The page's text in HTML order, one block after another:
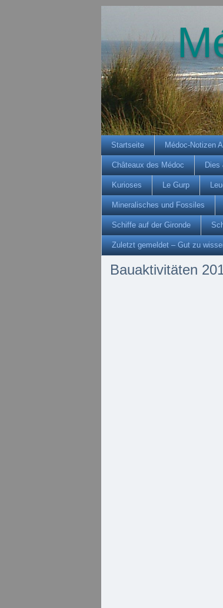
Startseite Médoc-Notizen
Châteaux des Médoc Dies
Kurioses Le Gurp
Mineralisches und Fossiles
Schiffe auf der Gironde
Zuletzt gemeldet – Gut zu
Bauaktivitäten